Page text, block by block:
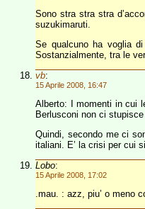
Sono stra stra stra
suzukimaruti.
Se qualcuno ha voglia
Sostanzialmente, tra le
vb:
15 Aprile 2008, 16:47
Alberto: I momenti in cui
Berlusconi non ci
Quindi, secondo me ci
italiani. E’ la crisi per cui
Lobo:
15 Aprile 2008, 17:02
.mau. : azz, piu’ o meno